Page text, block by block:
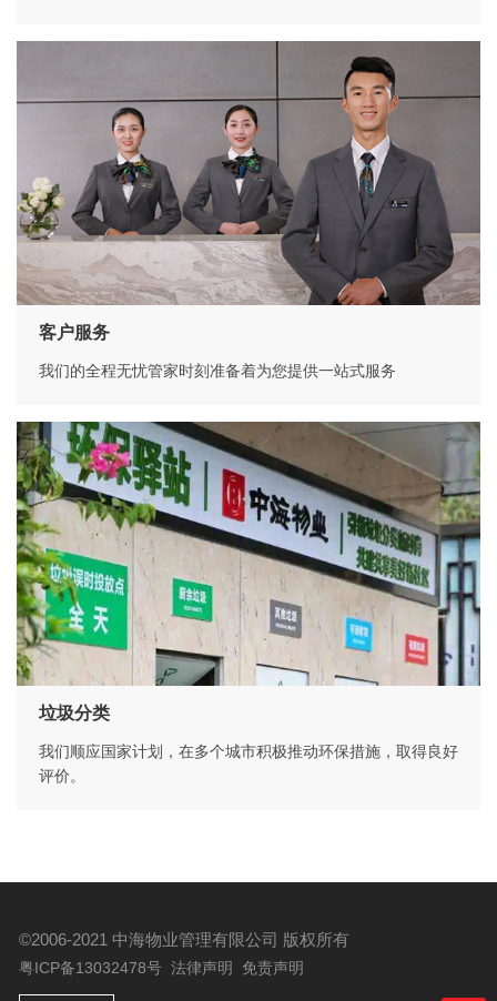
客户服务
我们的全程无忧管家时刻准备着为您提供一站式服务
垃圾分类
我们顺应国家计划，在多个城市积极推动环保措施，取得良好
评价。
©2006-2021 中海物业管理有限公司 版权所有
粤ICP备13032478号 法律声明 免责声明